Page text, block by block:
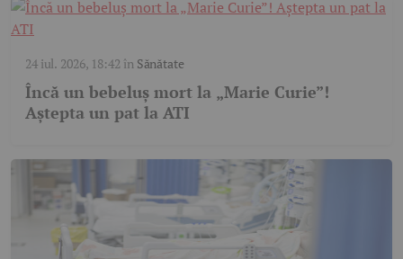
24 iul. 2026, 18:42 în Sănătate
Încă un bebeluș mort la „Marie Curie”!
Aștepta un pat la ATI